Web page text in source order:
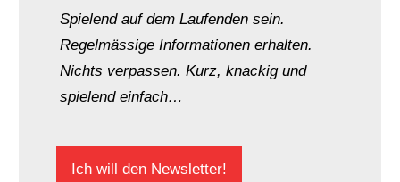
Spielend auf dem Laufenden sein.
Regelmässige Informationen erhalten.
Nichts verpassen. Kurz, knackig und
spielend einfach…
Ich will den Newsletter!